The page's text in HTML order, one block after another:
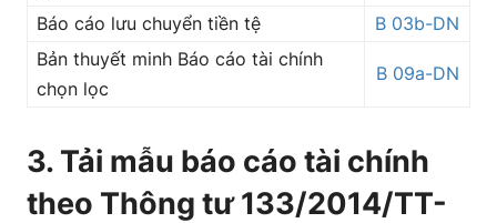
Báo cáo lưu chuyển tiền tệ
B 03b-DN
Bản thuyết minh Báo cáo tài chính
chọn lọc
B 09a-DN
3. Tải mẫu báo cáo tài chính
theo Thông tư 133/2014/TT-